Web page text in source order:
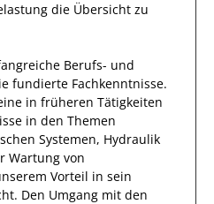
die Übersicht zu
Berufs- und
fundierte Fachkenntnisse.
in früheren Tätigkeiten
in den Themen
Systemen, Hydraulik
Wartung von
Vorteil in sein
Den Umgang mit den